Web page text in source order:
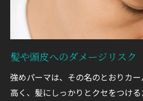
髪や頭皮へのダメージリスク
強めパーマは、その名のとおりカ
高く、髪にしっかりとクセをつけ